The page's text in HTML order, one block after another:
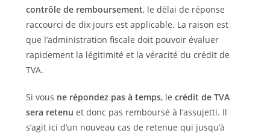
contrôle de remboursement, le délai de réponse
raccourci de dix jours est applicable. La raison est
que l’administration fiscale doit pouvoir évaluer
rapidement la légitimité et la véracité du crédit de
TVA.
Si vous ne répondez pas à temps, le crédit de TVA
sera retenu et donc pas remboursé à l’assujetti. Il
s’agit ici d’un nouveau cas de retenue qui jusqu’à